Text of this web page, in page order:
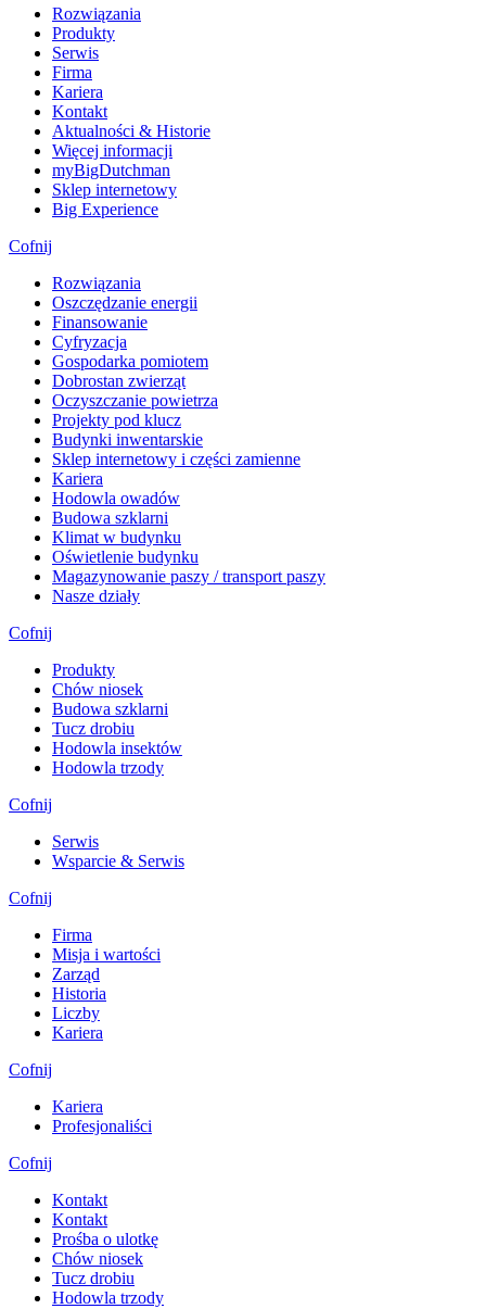
Rozwiązania
Produkty
Serwis
Firma
Kariera
Kontakt
Aktualności & Historie
Więcej informacji
myBigDutchman
Sklep internetowy
Big Experience
Cofnij
Rozwiązania
​Oszczędzanie energii
Finansowanie
Cyfryzacja
Gospodarka pomiotem
Dobrostan zwierząt
Oczyszczanie powietrza
Projekty pod klucz
Budynki inwentarskie
Sklep internetowy i części zamienne
Kariera
Hodowla owadów
Budowa szklarni
Klimat w budynku
Oświetlenie budynku
Magazynowanie paszy / transport paszy
Nasze działy
Cofnij
Produkty
Chów niosek
Budowa szklarni
Tucz drobiu
Hodowla insektów
Hodowla trzody
Cofnij
Serwis
Wsparcie & Serwis
Cofnij
Firma
Misja i wartości
Zarząd
Historia
Liczby
Kariera
Cofnij
Kariera
Profesjonaliści
Cofnij
Kontakt
Kontakt
Prośba o ulotkę
Chów niosek
Tucz drobiu
Hodowla trzody